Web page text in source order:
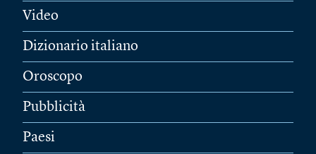
Video
Dizionario italiano
Oroscopo
Pubblicità
Paesi